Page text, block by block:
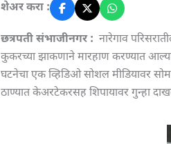
शेअर करा :
छत्रपती संभाजीनगर : नारेगाव
कुकरच्या झाकणाने मारहाण करण्यात
घटनेचा एक व्हिडिओ सोशल मीडियावर
ठाण्यात केअरटेकरसह शिपायावर गुन्हा